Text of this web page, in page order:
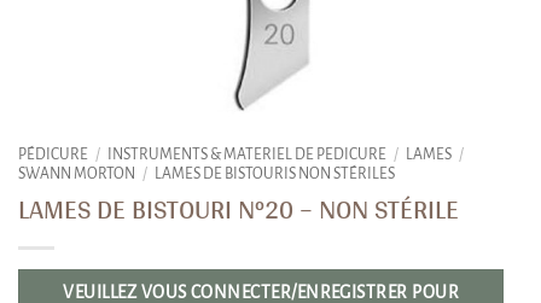
PÉDICURE / INSTRUMENTS & MATERIEL DE PEDICURE / LAMES /
SWANN MORTON
/ LAMES DE BISTOURIS NON STÉRILES
LAMES DE BISTOURI N°20 – NON STÉRILE
VEUILLEZ VOUS CONNECTER/ENREGISTRER POUR